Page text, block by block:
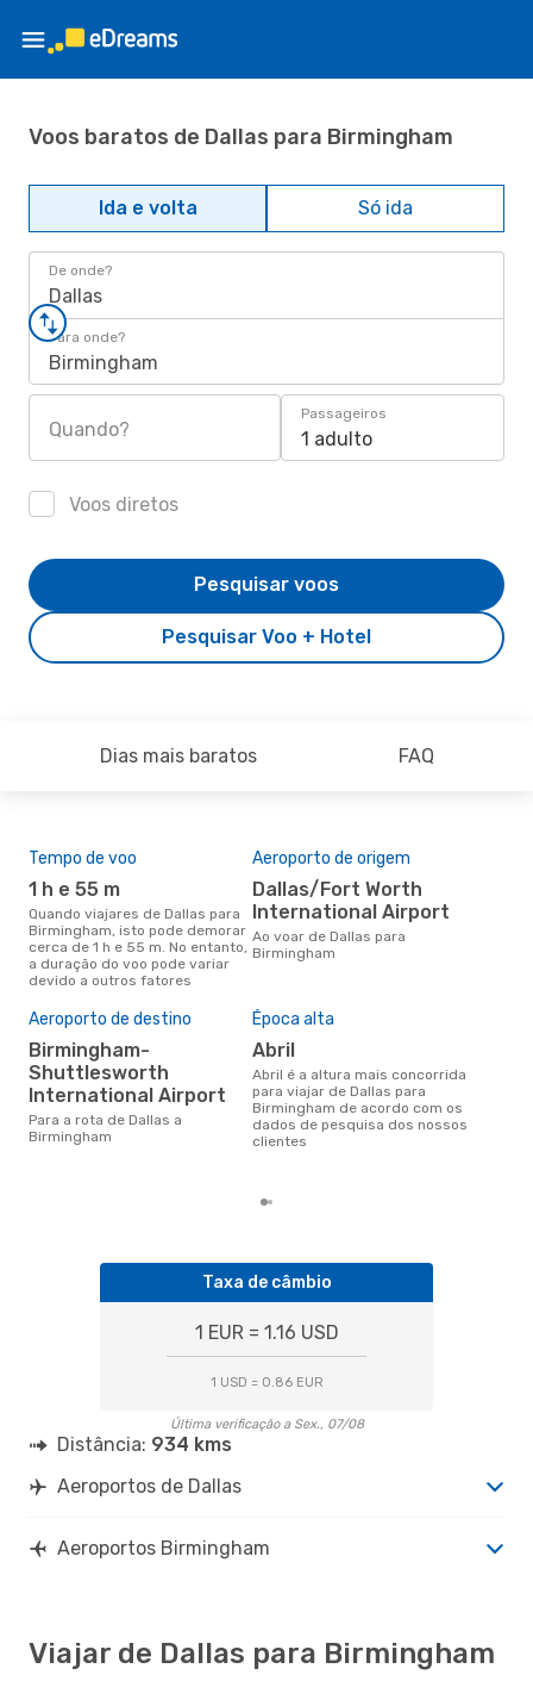
Voos baratos de Dallas para Birmingham
Ida e volta Só ida
De onde?
Dallas
Para onde?
Birmingham
Quando?
Passageiros
1 adulto
Voos diretos
Pesquisar Voo + Hotel
Pesquisar voos
Dias mais baratos FAQ
Tempo de voo
1 h e 55 m
Quando viajares de Dallas para
Birmingham, isto pode demorar
cerca de 1 h e 55 m. No entanto,
a duração do voo pode variar
devido a outros fatores
Aeroporto de origem
Dallas/Fort Worth
International Airport
Ao voar de Dallas para
Birmingham
Aeroporto de destino
Birmingham-
Shuttlesworth
International Airport
Para a rota de Dallas a
Birmingham
Época alta
abril
abril é a altura mais concorrida
para viajar de Dallas para
Birmingham de acordo com os
dados de pesquisa dos nossos
clientes
Taxa de câmbio
1 EUR = 1.16 USD
1 USD = 0.86 EUR
Última verificação a Sex., 07/08
Distância: 934 kms
Aeroportos de Dallas
Aeroportos Birmingham
Viajar de Dallas para Birmingham